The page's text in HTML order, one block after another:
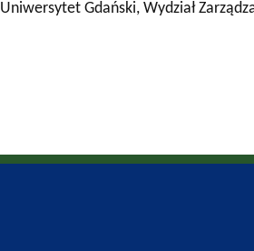
Uniwersytet Gdański, Wydział